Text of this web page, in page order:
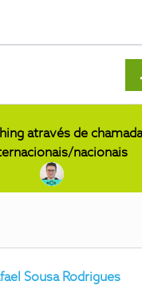
através de
nacionais
Sousa Rodrigues